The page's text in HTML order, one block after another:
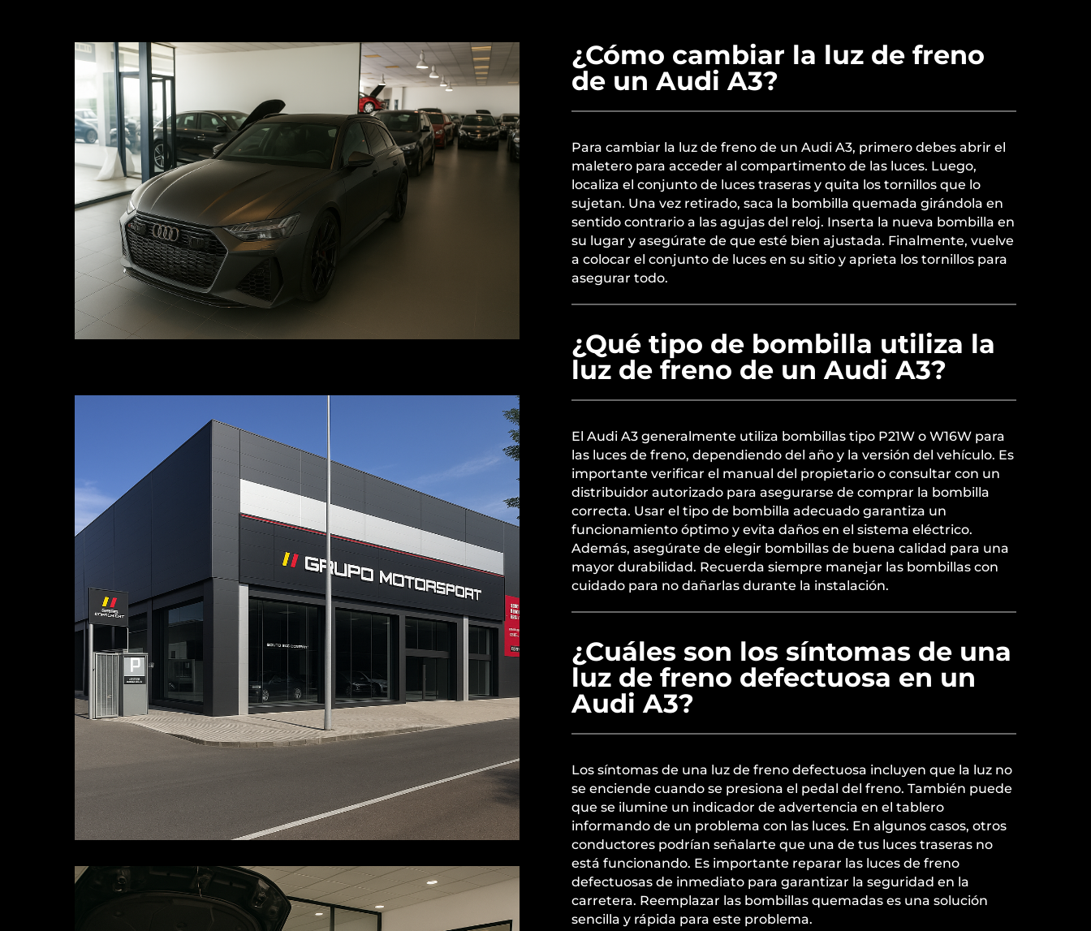
¿Cómo cambiar la luz de freno
de un Audi A3?
Para cambiar la luz de freno de un Audi A3, primero debes abrir el
maletero para acceder al compartimento de las luces. Luego,
localiza el conjunto de luces traseras y quita los tornillos que lo
sujetan. Una vez retirado, saca la bombilla quemada girándola en
sentido contrario a las agujas del reloj. Inserta la nueva bombilla en
su lugar y asegúrate de que esté bien ajustada. Finalmente, vuelve
a colocar el conjunto de luces en su sitio y aprieta los tornillos para
asegurar todo.
¿Qué tipo de bombilla utiliza la
luz de freno de un Audi A3?
El Audi A3 generalmente utiliza bombillas tipo P21W o W16W para
las luces de freno, dependiendo del año y la versión del vehículo. Es
importante verificar el manual del propietario o consultar con un
distribuidor autorizado para asegurarse de comprar la bombilla
correcta. Usar el tipo de bombilla adecuado garantiza un
funcionamiento óptimo y evita daños en el sistema eléctrico.
Además, asegúrate de elegir bombillas de buena calidad para una
mayor durabilidad. Recuerda siempre manejar las bombillas con
cuidado para no dañarlas durante la instalación.
¿Cuáles son los síntomas de una
luz de freno defectuosa en un
Audi A3?
Los síntomas de una luz de freno defectuosa incluyen que la luz no
se enciende cuando se presiona el pedal del freno. También puede
que se ilumine un indicador de advertencia en el tablero
informando de un problema con las luces. En algunos casos, otros
conductores podrían señalarte que una de tus luces traseras no
está funcionando. Es importante reparar las luces de freno
defectuosas de inmediato para garantizar la seguridad en la
carretera. Reemplazar las bombillas quemadas es una solución
sencilla y rápida para este problema.